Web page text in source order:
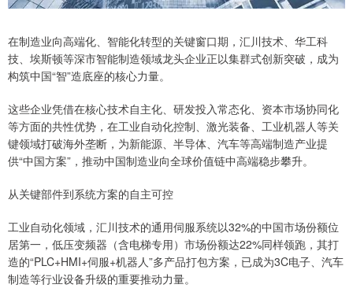
在制造业向高端化、智能化转型的关键窗口期，汇川技术、华工科
技、埃斯顿等深市智能制造领域龙头企业正以集群式创新突破，成为
构筑中国“智”造底座的核心力量。
这些企业凭借在核心技术自主化、研发投入常态化、资本市场协同化
等方面的共性优势，在工业自动化控制、激光装备、工业机器人等关
键领域打破海外垄断，为新能源、半导体、汽车等高端制造产业提
供“中国方案”，推动中国制造业向全球价值链中高端稳步攀升。
从关键部件到系统方案的自主可控
工业自动化领域，汇川技术的通用伺服系统以32%的中国市场份额位
居第一，低压变频器（含电梯专用）市场份额达22%同样领跑，其打
造的“PLC+HMI+伺服+机器人”多产品打包方案，已成为3C电子、汽车
制造等行业设备升级的重要推动力量。